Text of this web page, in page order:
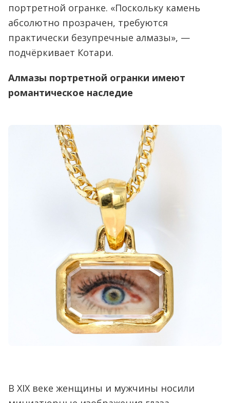
портретной огранке. «Поскольку камень
абсолютно прозрачен, требуются
практически безупречные алмазы», —
подчёркивает Котари.
Алмазы портретной огранки имеют
романтическое наследие
В XIX веке женщины и мужчины носили